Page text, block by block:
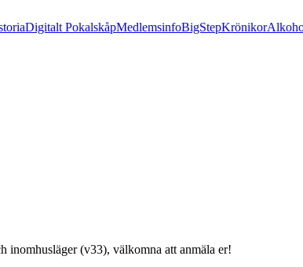
Digitalt PokalskåpMedlemsinfoBigStepKrönikor
inomhusläger (v33), välkomna att anmäla er!